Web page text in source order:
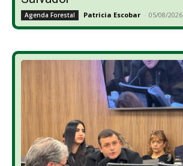
Agenda Forestal Patricia Escobar - 05/08/2026